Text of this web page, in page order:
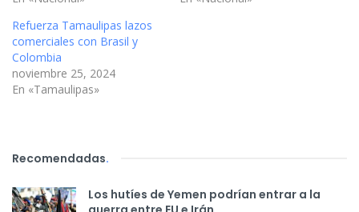
Refuerza Tamaulipas lazos
comerciales con Brasil y
Colombia
noviembre 25, 2024
En «Tamaulipas»
Recomendadas.
Los hutíes de Yemen podrían entrar a la